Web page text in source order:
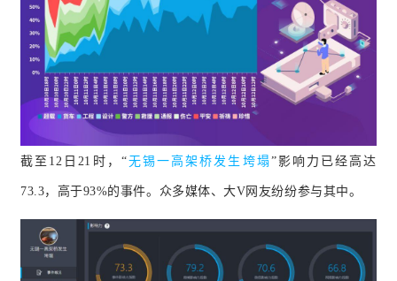
截至12日21时，“无锡一高架桥发生垮塌 ”影响力已经高达
73.3，高于93%的事件。 众多媒体、大V网友纷纷参与其中。